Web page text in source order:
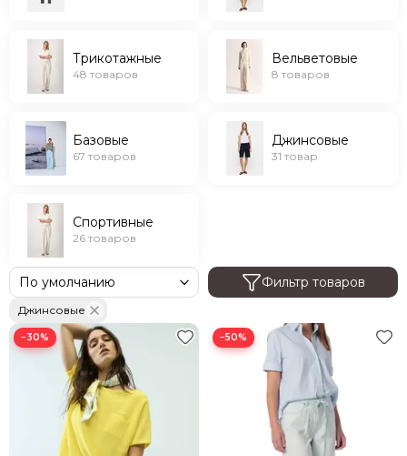
Трикотажные
48 товаров
Вельветовые
8 товаров
Базовые
67 товаров
Джинсовые
31 товар
Спортивные
26 товаров
Фильтр товаров
Джинсовые
−30% −50%